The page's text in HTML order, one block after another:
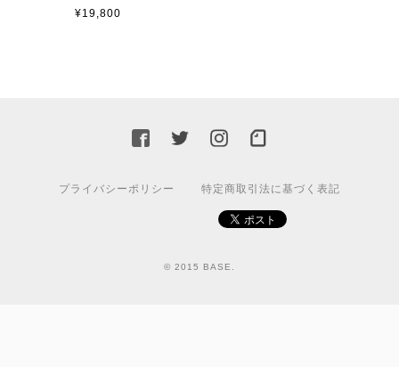
¥19,800
プライバシーポリシー 特定商取引法に基づく表記
© 2015 BASE.